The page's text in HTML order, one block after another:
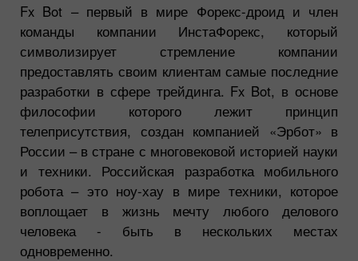
Fx Bot – первый в мире Форекс-дроид и член
команды компании ИнстаФорекс, который
символизирует стремление компании
предоставлять своим клиентам самые последние
разработки в сфере трейдинга. Fx Bot, в основе
философии которого лежит принцип
телеприсутствия, создан компанией «Эрбот» в
России – в стране с многовековой историей науки
и техники. Российская разработка мобильного
робота – это ноу-хау в мире техники, которое
воплощает в жизнь мечту любого делового
человека - быть в нескольких местах
одновременно.